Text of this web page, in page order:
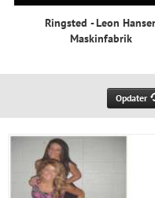
Ringsted - Leon
Maskinfabrik
Opdater